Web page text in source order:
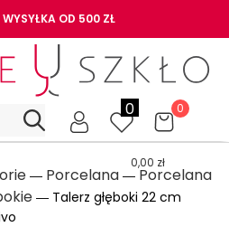
OD 500 ZŁ
0 0
0,00 zł
― Porcelana ― Porcelana
― Talerz głęboki 22 cm